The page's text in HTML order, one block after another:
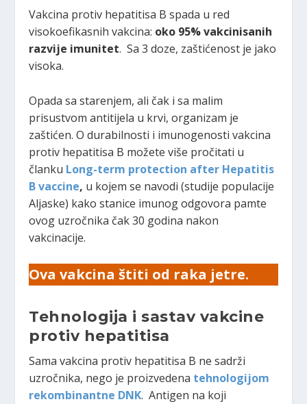
Vakcina protiv hepatitisa B spada u red
visokoefikasnih vakcina: oko 95% vakcinisanih
razvije imunitet. Sa 3 doze, zaštićenost je jako
visoka.
Opada sa starenjem, ali čak i sa malim
prisustvom antitijela u krvi, organizam je
zaštićen. O durabilnosti i imunogenosti vakcina
protiv hepatitisa B možete više pročitati u
članku Long-term protection after Hepatitis
B vaccine, u kojem se navodi (studije populacije
Aljaske) kako stanice imunog odgovora pamte
ovog uzročnika čak 30 godina nakon
vakcinacije.
Ova vakcina štiti od raka jetre.
Tehnologija i sastav vakcine
protiv hepatitisa
Sama vakcina protiv hepatitisa B ne sadrži
uzročnika, nego je proizvedena tehnologijom
rekombinantne DNK. Antigen na koji